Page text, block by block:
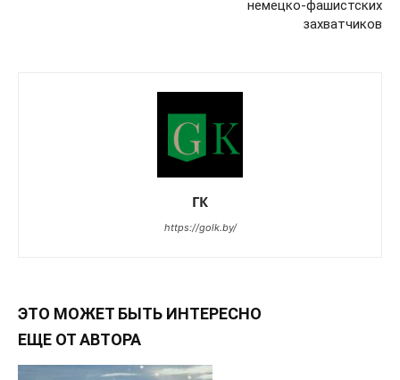
немецко-фашистских
захватчиков
ГК
https://golk.by/
ЭТО МОЖЕТ БЫТЬ ИНТЕРЕСНО
ЕЩЕ ОТ АВТОРА